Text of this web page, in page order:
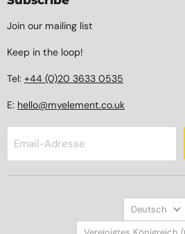
Join our mailing list
Keep in the loop!
Tel: +44 (0)20 3633 0535
E: hello@myelement.co.uk
Email-Adresse
Sprache
Deutsch
Land